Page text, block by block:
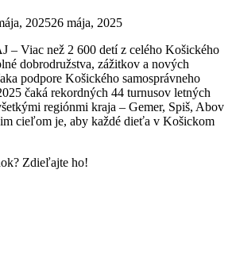
202526 mája, 2025
Viac než 2 600 detí z celého Košického
dobrodružstva, zážitkov a nových
podpore Košického samosprávneho
čaká rekordných 44 turnusov letných
regiónmi kraja – Gemer, Spiš, Abov
cieľom je, aby každé dieťa v Košickom
Zdieľajte ho!